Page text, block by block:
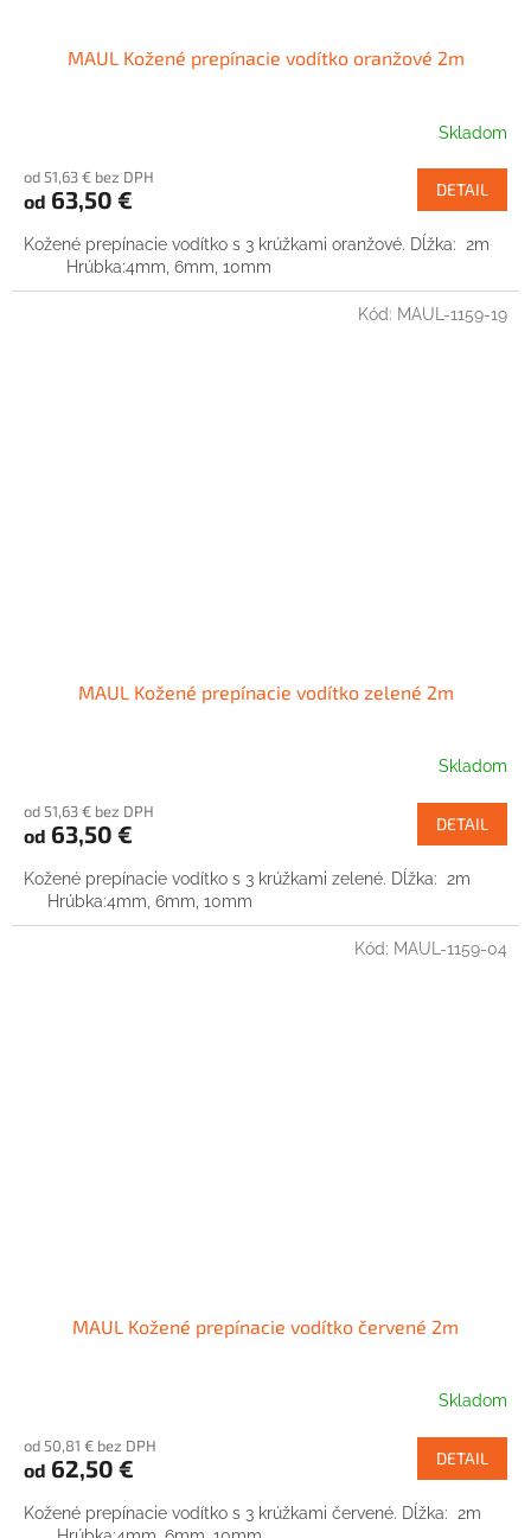
MAUL Kožené prepínacie vodítko oranžové 2m
Skladom
od 51,63 € bez DPH
od 63,50 € DETAIL
Kožené prepínacie vodítko s 3 krúžkami oranžové. Dĺžka: 2m
Hrúbka:4mm, 6mm, 10mm
MAUL Kožené prepínacie vodítko zelené 2m
Skladom
od 51,63 € bez DPH
od 63,50 € DETAIL
Kožené prepínacie vodítko s 3 krúžkami zelené. Dĺžka: 2m
Hrúbka:4mm, 6mm, 10mm
Kód: MAUL-1159-19
MAUL Kožené prepínacie vodítko červené 2m
Skladom
od 50,81 € bez DPH
od 62,50 € DETAIL
Kožené prepínacie vodítko s 3 krúžkami červené. Dĺžka: 2m
Kód: MAUL-1159-04